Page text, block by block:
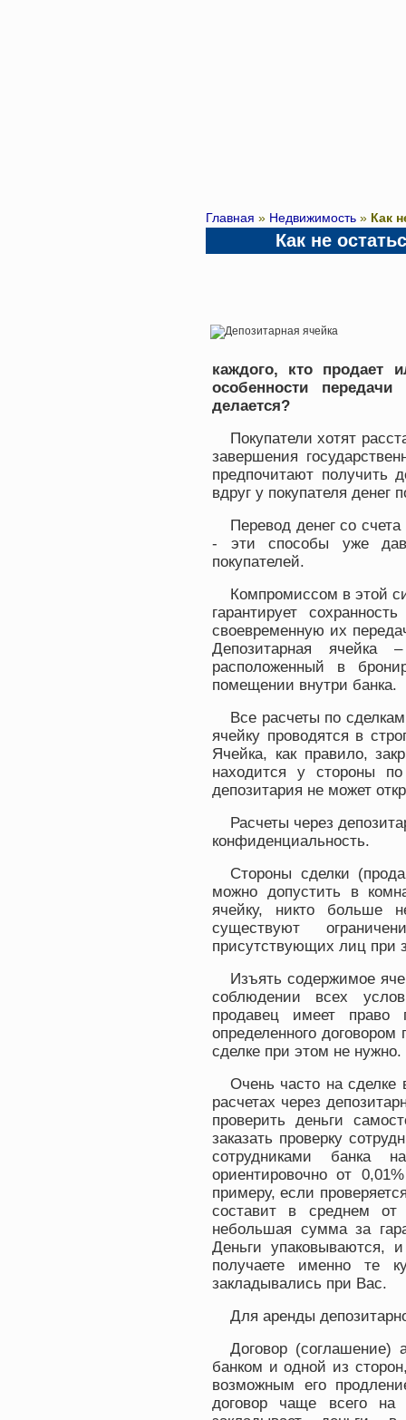
Главная » Недвижимость » Как
Как не
каждого, кто продает
особенности
делается?
Покупатели хотят
завершения
предпочитают получить
вдруг у покупателя денег
Перевод денег со
- эти способы уже
покупателей.
Компромиссом в этой
гарантирует
своевременную их
Депозитарная
расположенный в
помещении внутри банка.
Все расчеты по
ячейку проводятся в
Ячейка, как правило,
находится у стороны
депозитария не может
Расчеты через
конфиденциальность.
Стороны сделки
можно допустить в
ячейку, никто больше
существуют
присутствующих лиц при
Изъять содержимое
соблюдении всех
продавец имеет
определенного
сделке при этом не нужно.
Очень часто на сделке
расчетах через
проверить деньги
заказать проверку
сотрудниками банка
ориентировочно от
примеру, если
составит в среднем
небольшая сумма за
Деньги упаковываются,
получаете именно те
закладывались при Вас.
Для аренды
Договор (соглашение)
банком и одной из
возможным его
договор чаще всего